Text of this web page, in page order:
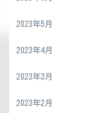
2023年5月
2023年4月
2023年3月
2023年2月